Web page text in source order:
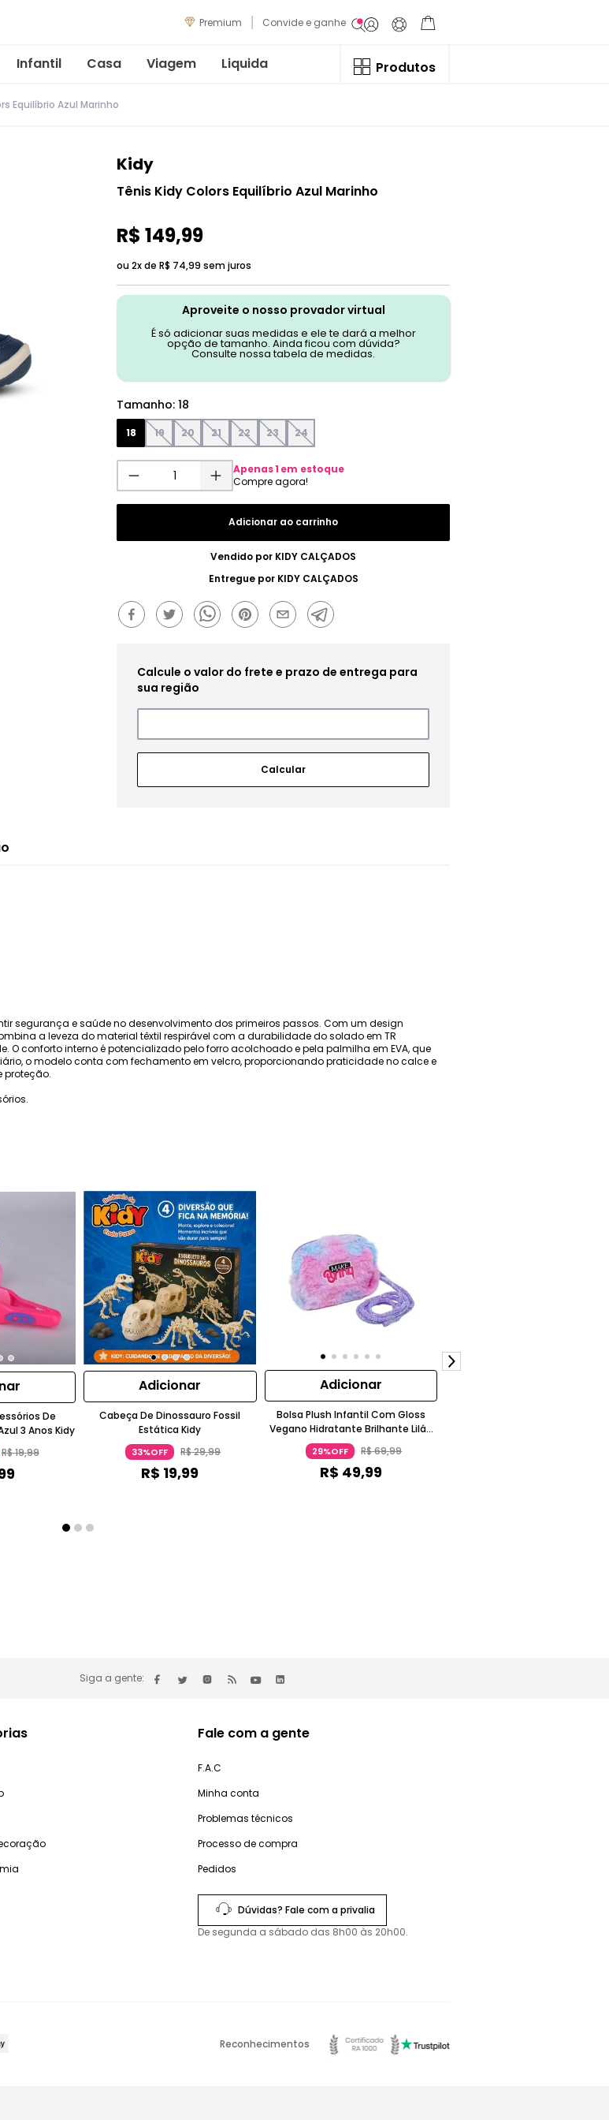
Premium Convide e ganhe
Infantil Casa Viagem Liquida Produtos
Equilíbrio Azul Marinho
Kidy
Tênis Kidy Colors Equilíbrio Azul Marinho
R$ 149,99
ou 2x de R$ 74,99 sem juros
Aproveite o nosso provador virtual
É só adicionar suas medidas e ele te dará a melhor
opção de tamanho. Ainda ficou com dúvida?
Consulte nossa tabela de medidas.
Tamanho: 18
18 19 20 21 22 23 24
Apenas1 em estoque
Adicionar ao carrinho
Vendido por KIDY CALÇADOS
Entregue por KIDY CALÇADOS
segurança e saúde no desenvolvimento dos primeiros passos. Com um design
a leveza do material têxtil respirável com a durabilidade do solado em TR
conforto interno é potencializado pelo forro acolchoado e pela palmilha em EVA, que
o modelo conta com fechamento em velcro, proporcionando praticidade no calce e
proteção.
De
3 Anos Kidy
R$19,99
Adicionar
Cabeça De Dinossauro Fossil
Estática Kidy
33%OFF R$29,99
R$ 19,99
Adicionar
Bolsa Plush Infantil Com Gloss
Vegano Hidratante Brilhante Lilás
Kidy
29%OFF R$69,99
R$ 49,99
Siga a gente:
Fale com a gente
F.A.C
Minha conta
Problemas técnicos
Processo de compra
Pedidos
Dúvidas? Fale com a privalia
De segunda a sábado das 8h00 às 20h00.
Reconhecimentos